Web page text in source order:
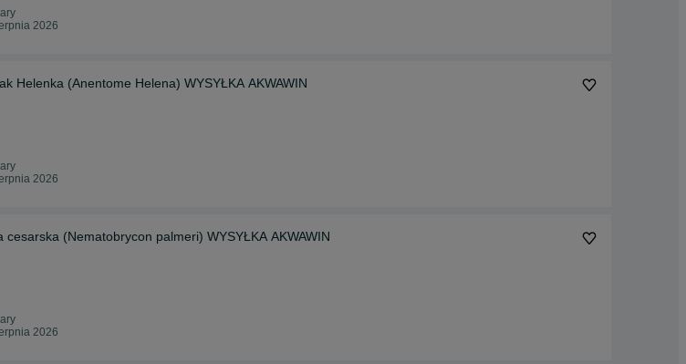
2026
Helenka (Anentome Helena) WYSYŁKA AKWAWIN
2026
cesarska (Nematobrycon palmeri) WYSYŁKA AKWAWIN
2026